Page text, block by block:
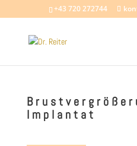
+43 720 272744
Implantat